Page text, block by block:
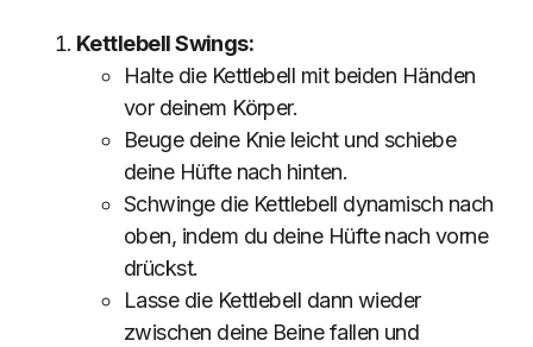
Kettlebell Swings:
Halte die Kettlebell mit beiden Händen
vor deinem Körper.
Beuge deine Knie leicht und schiebe
deine Hüfte nach hinten.
Schwinge die Kettlebell dynamisch nach
oben, indem du deine Hüfte nach vorne
drückst.
Lasse die Kettlebell dann wieder
zwischen deine Beine fallen und